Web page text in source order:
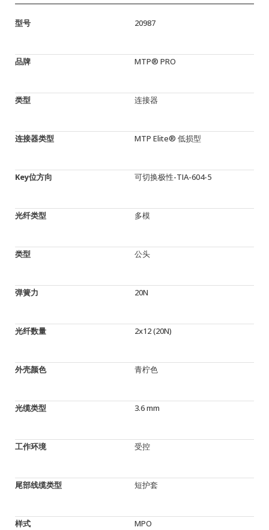
型号 20987
品牌 MTP® PRO
类型 连接器
连接器类型 MTP Elite® 低损型
Key位方向 可切换极性-TIA-604-5
光纤类型 多模
类型 公头
弹簧力 20N
光纤数量 2x12 (20N)
外壳颜色 青柠色
光缆类型 3.6 mm
工作环境 受控
尾部线缆类型 短护套
样式 MPO